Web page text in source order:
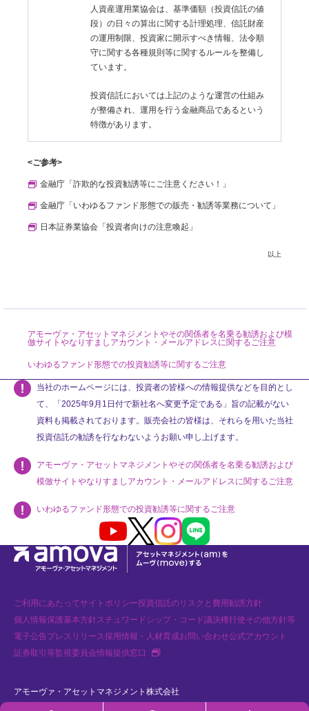
アモーヴァ・アセットマネジメントやその関係者を名乗る勧誘および模
倣サイトやなりすましアカウント・メールアドレスに関するご注意
いわゆるファンド形態での投資勧誘等に関するご注意
人資産運用業協会は、基準価額（投資信託の値
段）の日々の算出に関する計理処理、信託財産
の運用制限、投資家に開示すべき情報、法令順
守に関する各種規則等に関するルールを整備し
ています。
投資信託においては上記のような運営の仕組み
が整備され、運用を行う金融商品であるという
特徴があります。
<ご参考>
金融庁「詐欺的な投資勧誘等にご注意ください！」
金融庁「いわゆるファンド形態での販売・勧誘等業務について」
日本証券業協会「投資者向けの注意喚起」
以上
当社のホームページには、投資者の皆様への情報提供などを目的とし
て、「2025年9月1日付で新社名へ変更予定である」旨の記載がない
資料も掲載されております。販売会社の皆様は、それらを用いた当社
投資信託の勧誘を行なわないようお願い申し上げます。
アモーヴァ・アセットマネジメントやその関係者を名乗る勧誘および
模倣サイトやなりすましアカウント・メールアドレスに関するご注意
いわゆるファンド形態での投資勧誘等に関するご注意
Youtube X InstagramLINE
ご利用にあたってサイトポリシー投資信託のリスクと費用勧誘方針
個人情報保護基本方針スチュワードシップ・コード議決権行使その他方針等
電子公告プレスリリース採用情報・人材育成お問い合わせ公式アカウント
証券取引等監視委員会情報提供窓口
新規タブで開く
アモーヴァ・アセットマネジメント株式会社
金融商品取引業者 関東財務局長（金商）第368号 加入協会：一般社団法人